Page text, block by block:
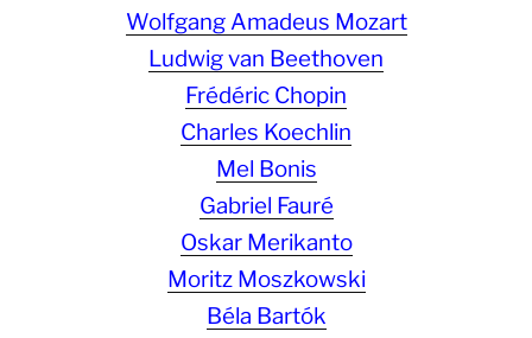
Wolfgang Amadeus Mozart
Ludwig van Beethoven
Frédéric Chopin
Charles Koechlin
Mel Bonis
Gabriel Fauré
Oskar Merikanto
Moritz Moszkowski
Béla Bartók